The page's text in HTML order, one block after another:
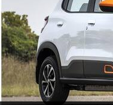
நகரங்களிலும்
தங்கள்
இந்தியா
இந்திய
இந்த சமயத்தில்
லட்சத்திற்குள்